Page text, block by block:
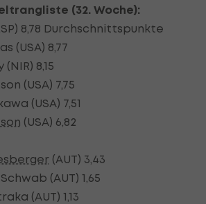
(32. Woche):
8,78 Durchschnittspunkte
(USA) 8,77
8,15
(USA) 7,75
(USA) 7,51
(USA) 6,82
(AUT) 3,43
(AUT) 1,65
(AUT) 1,13